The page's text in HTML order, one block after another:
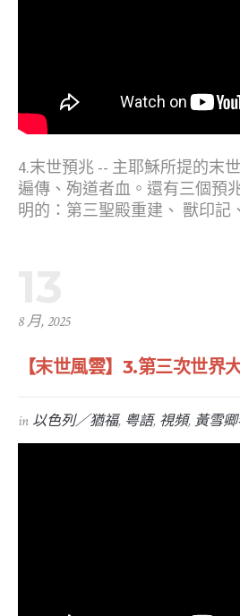
4.末世預兆 -- 主耶穌所提的末
遍傳、殉道者血。還有三個預
明的：第三聖殿重建、 獸印記
8 月, 2025
【末世風雲】3.第三次世界
in 以色列／猶福, 粤語, 視頻,黃雪